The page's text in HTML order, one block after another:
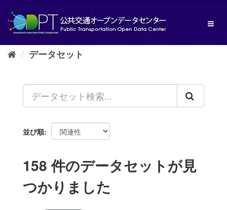
し
データセット
並び順
158 件のデータセットが見
つかりました